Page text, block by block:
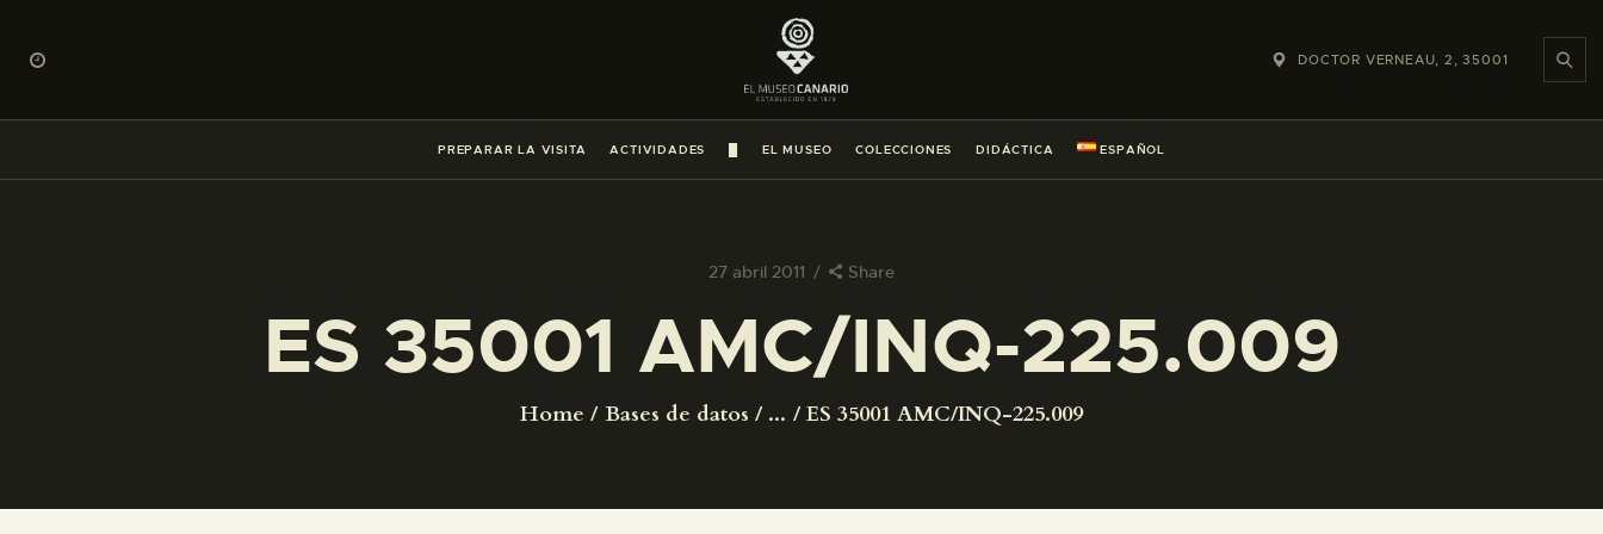
DOCTOR VERNEAU, 2, 35001
PREPARAR LA VISITA ACTIVIDADES EL MUSEO COLECCIONES DIDÁCTICA ESPAÑOL
27 abril 2011 Share
ES 35001 AMC/INQ-225.009
Home Bases de datos ... ES 35001 AMC/INQ-225.009
PREPARAR LA VISITA
ACTIVIDADES
█
COLECCIONES
DIDÁCTICA